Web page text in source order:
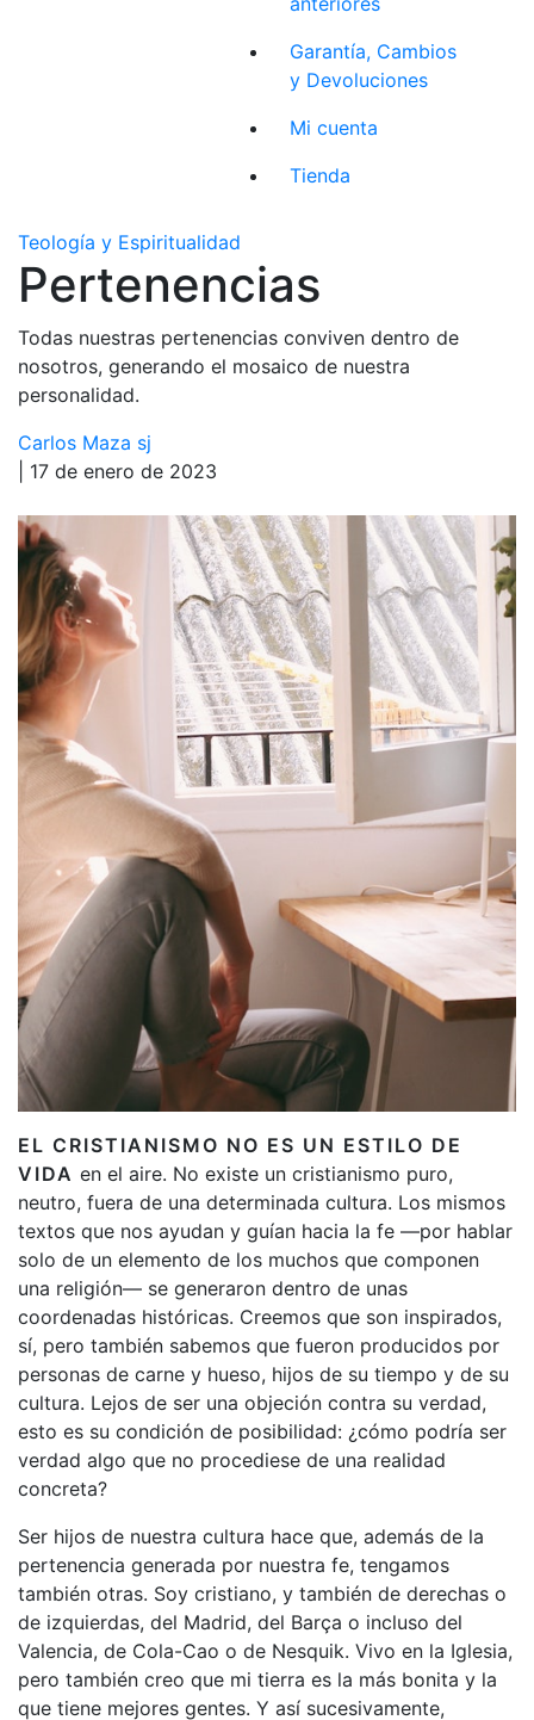
Garantía, Cambios
y Devoluciones
Mi cuenta
Tienda
Teología y Espiritualidad
Pertenencias
Todas nuestras pertenencias conviven dentro de
nosotros, generando el mosaico de nuestra
personalidad.
Carlos Maza sj
| 17 de enero de 2023
EL CRISTIANISMO NO ES UN ESTILO DE
VIDA en el aire. No existe un cristianismo puro,
neutro, fuera de una determinada cultura. Los mismos
textos que nos ayudan y guían hacia la fe —por hablar
solo de un elemento de los muchos que componen
una religión— se generaron dentro de unas
coordenadas históricas. Creemos que son inspirados,
sí, pero también sabemos que fueron producidos por
personas de carne y hueso, hijos de su tiempo y de su
cultura. Lejos de ser una objeción contra su verdad,
esto es su condición de posibilidad: ¿cómo podría ser
verdad algo que no procediese de una realidad
concreta?
Ser hijos de nuestra cultura hace que, además de la
pertenencia generada por nuestra fe, tengamos
también otras. Soy cristiano, y también de derechas o
de izquierdas, del Madrid, del Barça o incluso del
Valencia, de Cola-Cao o de Nesquik. Vivo en la Iglesia,
pero también creo que mi tierra es la más bonita y la
que tiene mejores gentes. Y así sucesivamente,